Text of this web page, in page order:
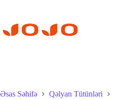
content
Əsas Səhifə Qəlyan Tütünləri